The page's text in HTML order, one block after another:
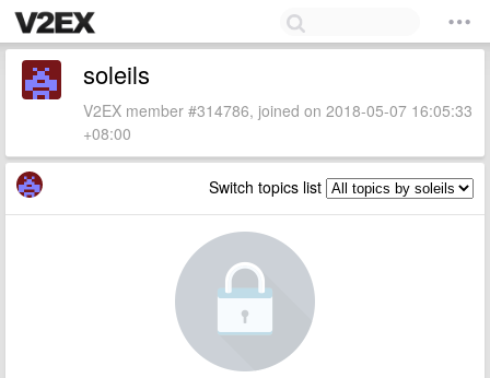
soleils
V2EX member #314786, joined on 2018-05-07 16:05:33
+08:00
Switch topics list